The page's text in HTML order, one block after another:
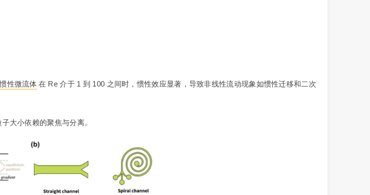
惯性微流体 在 Re 介于 1 到 100 之间时，惯性效应显著，导致非线性流动现象如惯性迁移和二次
大小依赖的聚焦与分离。